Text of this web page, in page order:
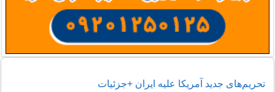
تحریم‌های جدید آمریکا علیه ایران +جزئیات